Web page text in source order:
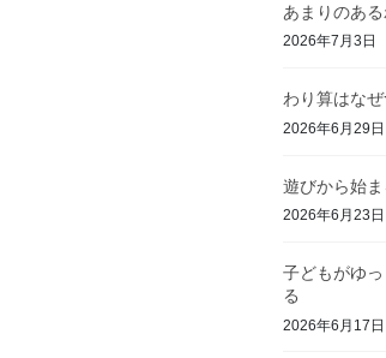
あまりのあ
2026年7月3日
わり算はな
2026年6月29日
遊びから始ま
2026年6月23日
子どもがゆ
る
2026年6月17日